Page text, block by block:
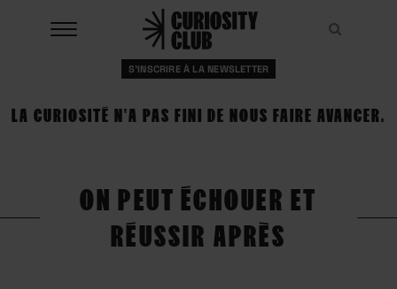
RESSOURCES
S'INSCRIRE À LA NEWSLETTER
LA CURIOSITÉ N'A PAS FINI DE NOUS FAIRE AVANCER.
ON PEUT ÉCHOUER ET
RÉUSSIR APRÈS